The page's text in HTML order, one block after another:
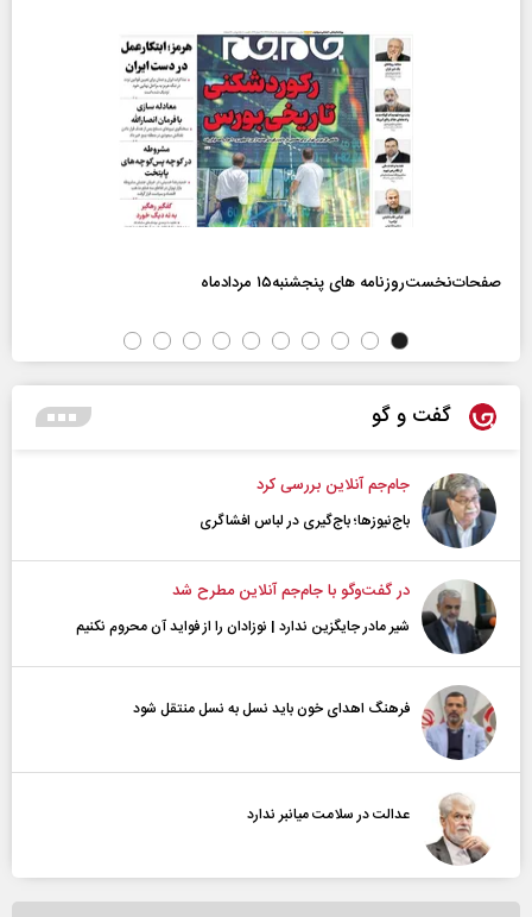
صفحات‌نخست‌روزنامه ها‌ی پنجشنبه‌۱۵ مردادماه
گفت و گو
جام‌جم آنلاین بررسی کرد
باج‌نیوزها؛ باج‌گیری در لباس افشاگری
در گفت‌و‌گو با جام‌جم آنلاین مطرح شد
شیر مادر جایگزین ندارد | نوزادان را از فواید آن محروم نکنیم
فرهنگ اهدای خون باید نسل به نسل منتقل شود
عدالت در سلامت میانبر ندارد